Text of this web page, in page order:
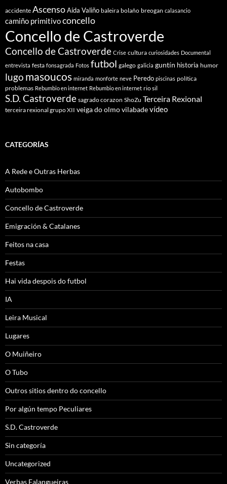
accidente AscensoAída Valiño baleira bolaño breogan calasancio
camiño primitivoconcello
Concello de Castroverde
Concello de Castroverde Crise cultura curiosidades Documental
entrevista festa fonsagrada Fotos futbol galego galicia guntín historia humor
lugo masoucos miranda monforte neve Peredo piscinas política
problemas Rebumbio en internet Rebumbio en internet rio sil
S.D. Castroverde sagrado corazon ShoZu Terceira Rexional
terceira rexional grupo XII veiga do olmovilabadevídeo
CATEGORÍAS
A Rede e Outras Herbas
Autobombo
Concello de Castroverde
Emigración & Catalanes
Feitos na casa
Festas
Hai vida despois do futbol
IA
Leira Musical
Lugares
O Muiñeiro
O Tubo
Outros sitios dentro do concello
Por algún tempo Peculiares
S.D. Castroverde
Sin categoría
Uncategorized
Verbas Falangueiras